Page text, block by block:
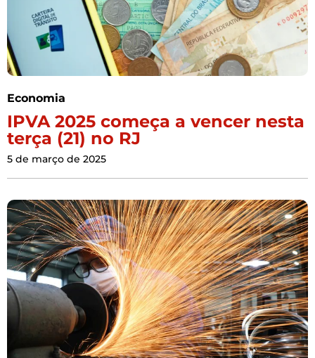
Economia
IPVA 2025 começa a vencer nesta
terça (21) no RJ
5 de março de 2025